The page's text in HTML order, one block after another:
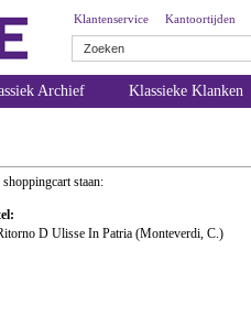
Klantenservice Kantoortijden
Archief Klassieke Klanken
staan:
D Ulisse In Patria (Monteverdi, C.)